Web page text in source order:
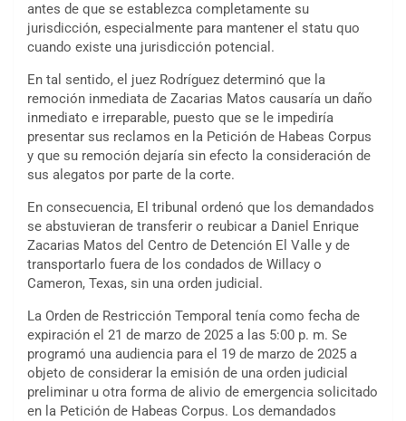
antes de que se establezca completamente su
jurisdicción, especialmente para mantener el statu quo
cuando existe una jurisdicción potencial.
En tal sentido, el juez Rodríguez determinó que la
remoción inmediata de Zacarias Matos causaría un daño
inmediato e irreparable, puesto que se le impediría
presentar sus reclamos en la Petición de Habeas Corpus
y que su remoción dejaría sin efecto la consideración de
sus alegatos por parte de la corte.
En consecuencia, El tribunal ordenó que los demandados
se abstuvieran de transferir o reubicar a Daniel Enrique
Zacarias Matos del Centro de Detención El Valle y de
transportarlo fuera de los condados de Willacy o
Cameron, Texas, sin una orden judicial.
La Orden de Restricción Temporal tenía como fecha de
expiración el 21 de marzo de 2025 a las 5:00 p. m. Se
programó una audiencia para el 19 de marzo de 2025 a
objeto de considerar la emisión de una orden judicial
preliminar u otra forma de alivio de emergencia solicitado
en la Petición de Habeas Corpus. Los demandados